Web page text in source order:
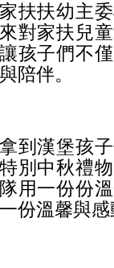
家扶扶幼主
來對家扶兒
讓孩子們不
與陪伴。
拿到漢堡孩
特別中秋禮
隊用一份份
一份溫馨與